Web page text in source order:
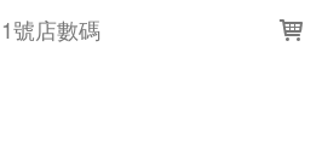
1號店數碼